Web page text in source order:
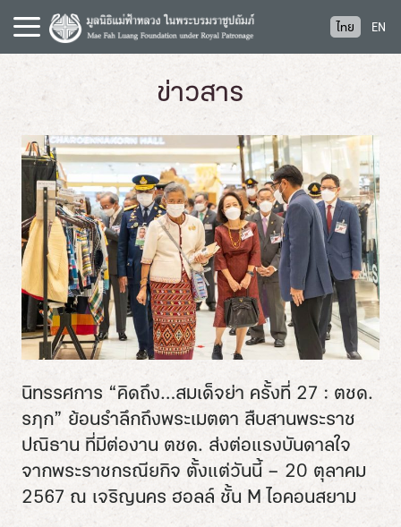
i
ไทย EN
ข่าวสาร
นิทรรศการ “คิดถึง…สมเด็จย่า ครั้งที่ 27 : ตชด.
รฦก” ย้อนรำลึกถึงพระเมตตา สืบสานพระราช
ปณิธาน ที่มีต่องาน ตชด. ส่งต่อแรงบันดาลใจ
จากพระราชกรณียกิจ ตั้งแต่วันนี้ – 20 ตุลาคม
2567 ณ เจริญนคร ฮอลล์ ชั้น M ไอคอนสยาม